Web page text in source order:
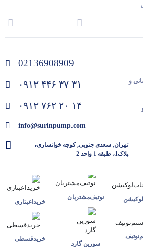
و
02136908909
۰۹۱۲ ۴۴۶ ۳۷ ۳۱
۰۹۱۲ ۷۶۲ ۲۰ ۱۴
info@surinpump.com
تهران, سعدی جنوبی, کوچه خوانساری،
پلاک1، طبقه 1 واحد 2
نوتیف‌مشتریان
سورین گارد
خرید‌اعبتاری
خرید‌قسطی